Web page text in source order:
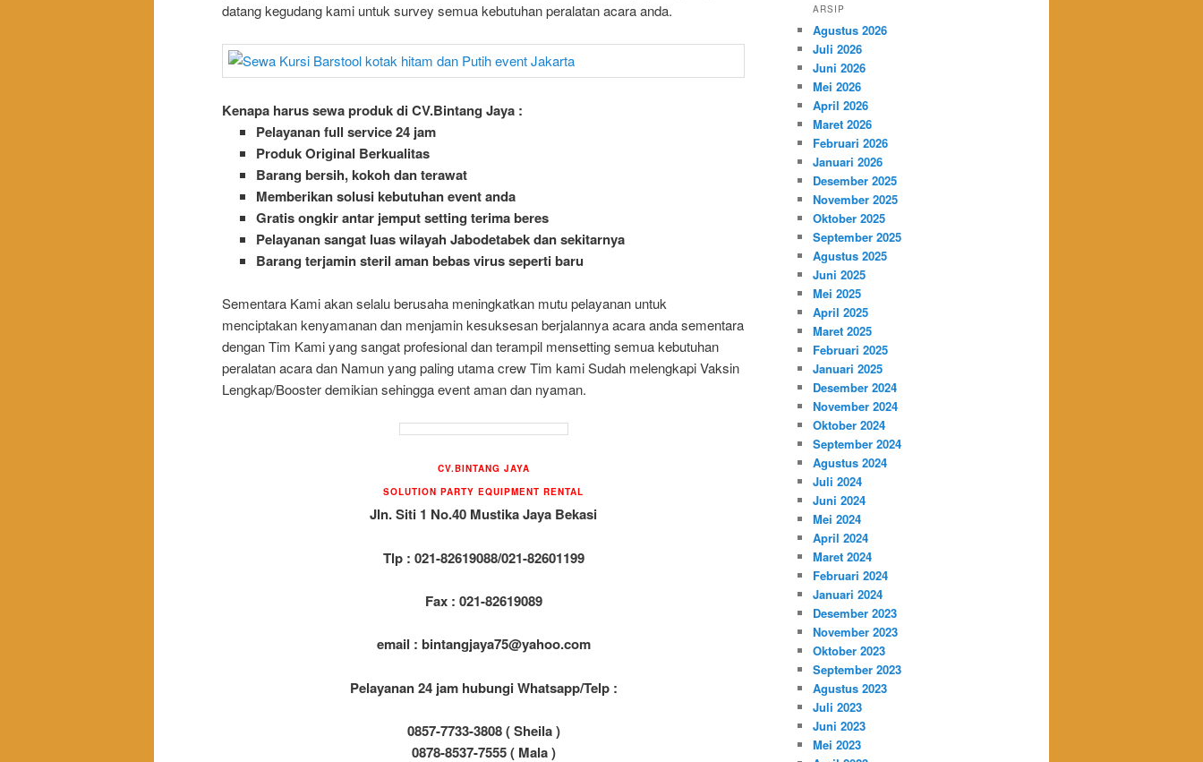
datang kegudang kami untuk survey semua kebutuhan peralatan acara anda.
Kenapa harus sewa produk di CV.Bintang Jaya :
Pelayanan full service 24 jam
Produk Original Berkualitas
Barang bersih, kokoh dan terawat
Memberikan solusi kebutuhan event anda
Gratis ongkir antar jemput setting terima beres
Pelayanan sangat luas wilayah Jabodetabek dan sekitarnya
Barang terjamin steril aman bebas virus seperti baru
Sementara Kami akan selalu berusaha meningkatkan mutu pelayanan untuk
menciptakan kenyamanan dan menjamin kesuksesan berjalannya acara anda sementara
dengan Tim Kami yang sangat profesional dan terampil mensetting semua kebutuhan
peralatan acara dan Namun yang paling utama crew Tim kami Sudah melengkapi Vaksin
Lengkap/Booster demikian sehingga event aman dan nyaman.
CV.BINTANG JAYA
SOLUTION PARTY EQUIPMENT RENTAL
Jln. Siti 1 No.40 Mustika Jaya Bekasi
Tlp : 021-82619088/021-82601199
Fax : 021-82619089
email : bintangjaya75@yahoo.com
Pelayanan 24 jam hubungi Whatsapp/Telp :
0857-7733-3808 ( Sheila )
0878-8537-7555 ( Mala )
ARSIP
Agustus 2026
Juli 2026
Juni 2026
Mei 2026
April 2026
Maret 2026
Februari 2026
Januari 2026
Desember 2025
November 2025
Oktober 2025
September 2025
Agustus 2025
Juni 2025
Mei 2025
April 2025
Maret 2025
Februari 2025
Januari 2025
Desember 2024
November 2024
Oktober 2024
September 2024
Agustus 2024
Juli 2024
Juni 2024
Mei 2024
April 2024
Maret 2024
Februari 2024
Januari 2024
Desember 2023
November 2023
Oktober 2023
September 2023
Agustus 2023
Juli 2023
Juni 2023
Mei 2023